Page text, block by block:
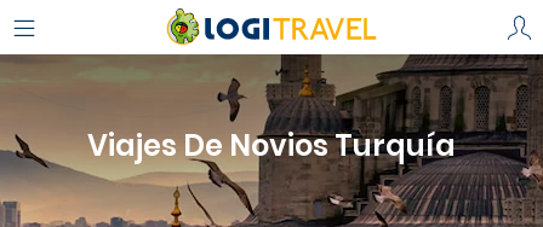
Viajes De Novios Turquía